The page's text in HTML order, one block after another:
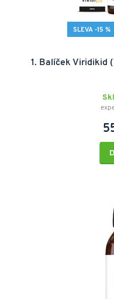
SLEVA -15 %
1. Balíček Viridikid